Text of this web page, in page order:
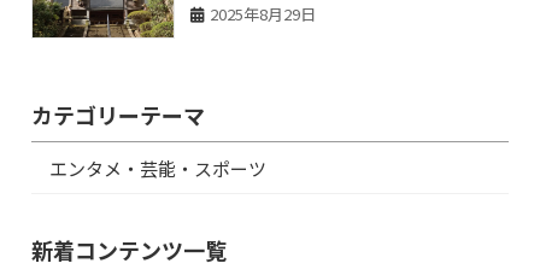
2025年8月29日
カテゴリーテーマ
エンタメ・芸能・スポーツ
新着コンテンツ一覧